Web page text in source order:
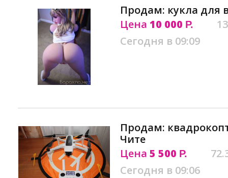
Продам: кукла для
Цена 10 000 Р.
Сегодня в 09:09
Продам:
Чите
Цена 5 500 Р.
Сегодня в 09:06